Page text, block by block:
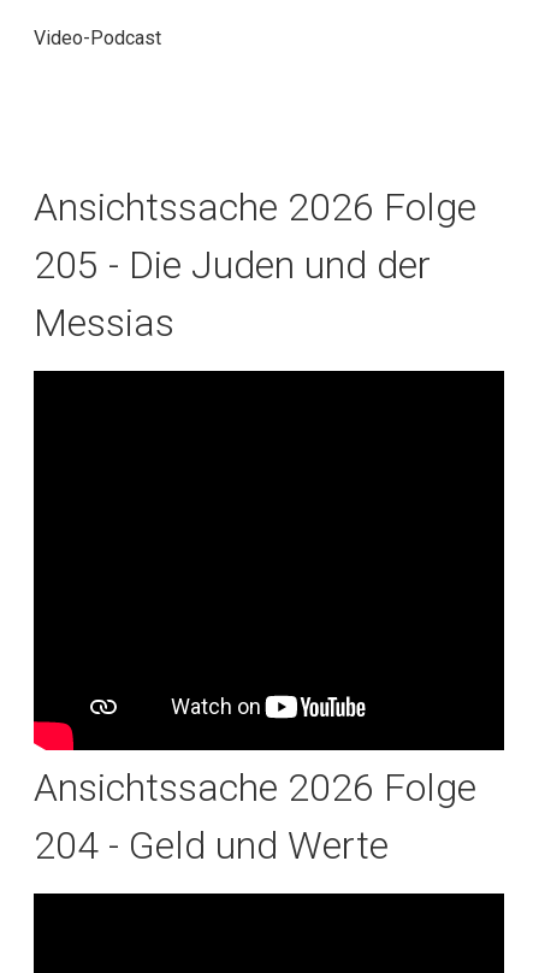
Video-Podcast
Ansichtssache 2026 Folge
205 - Die Juden und der
Messias
Ansichtssache 2026 Folge
204 - Geld und Werte